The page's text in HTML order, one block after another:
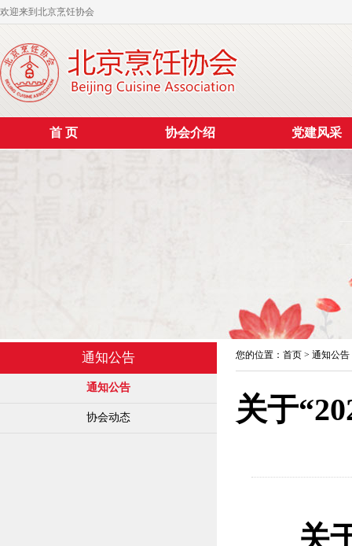
欢迎来到北京烹饪协会
首 页 协会介绍 党建风采
通知公告
通知公告
协会动态
您的位置： 首页 > 通知公告
关于
关